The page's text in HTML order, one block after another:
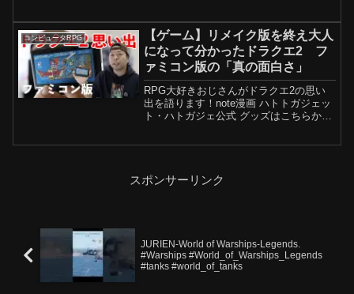
コンピュータRPG
【ゲーム】リメイク版を終え大人
になって分かったドラクエ2 フ
ァミコン版の「真の面白さ」
RPG大好きおじさんがドラクエ2の思い
出を語ります！note漫画 ハトトガジェッ
ト・ハトガジェ公式 グッズはこちらから
スポンサーリンク
JURIEN-World of Warships-Legends.
#Warships #World_of_Warships_Legends
#tanks #world_of_tanks